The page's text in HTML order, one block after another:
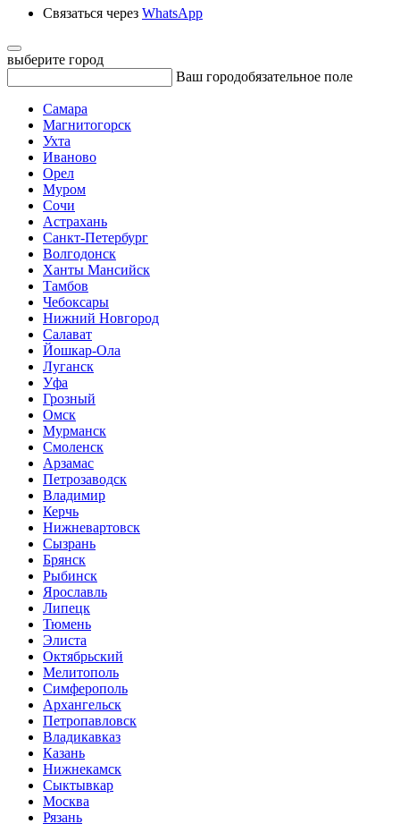
Связаться через WhatsApp
выберите город
Ваш городобязательное поле
Самара
Магнитогорск
Ухта
Иваново
Орел
Муром
Сочи
Астрахань
Санкт-Петербург
Волгодонск
Ханты Мансийск
Тамбов
Чебоксары
Нижний Новгород
Салават
Йошкар-Ола
Луганск
Уфа
Грозный
Омск
Мурманск
Смоленск
Арзамас
Петрозаводск
Владимир
Керчь
Нижневартовск
Сызрань
Брянск
Рыбинск
Ярославль
Липецк
Тюмень
Элиста
Октябрьский
Мелитополь
Симферополь
Архангельск
Петропавловск
Владикавказ
Казань
Нижнекамск
Сыктывкар
Москва
Рязань